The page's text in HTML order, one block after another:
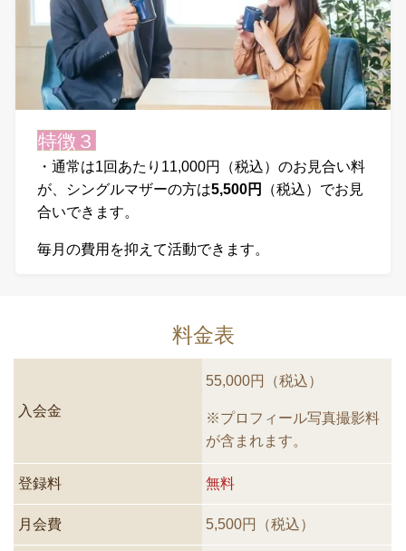
特徴３
・通常は1回あたり11,000円（税込）のお見合い料
が、シングルマザーの方は5,500円
（税込）でお見
合いできます。
毎月の費用を抑えて活動できます。
料金表
入会金
55,000円（税込）
※プロフィール写真撮影料
が含まれます。
登録料 無料
月会費 5,500円（税込）